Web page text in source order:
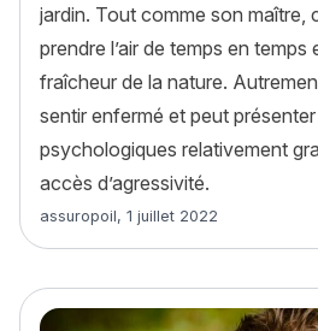
jardin. Tout comme son maître,
prendre l’air de temps en temps
fraîcheur de la nature.
sentir enfermé et peut
psychologiques relativement
accès d’agressivité.
Article rédigé par
assuropoil, 1 juillet 2022